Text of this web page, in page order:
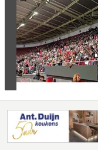
Vorige